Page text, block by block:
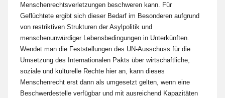
Menschenrechtsverletzungen beschweren kann. Für
Geflüchtete ergibt sich dieser Bedarf im Besonderen aufgrund
von restriktiven Strukturen der Asylpolitik und
menschenunwürdiger Lebensbedingungen in Unterkünften.
Wendet man die Feststellungen des UN-Ausschuss für die
Umsetzung des Internationalen Pakts über wirtschaftliche,
soziale und kulturelle Rechte hier an, kann dieses
Menschenrecht erst dann als umgesetzt gelten, wenn eine
Beschwerdestelle verfügbar und mit ausreichend Kapazitäten